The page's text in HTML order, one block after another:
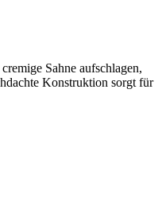
Sahne aufschlagen,
Konstruktion sorgt für